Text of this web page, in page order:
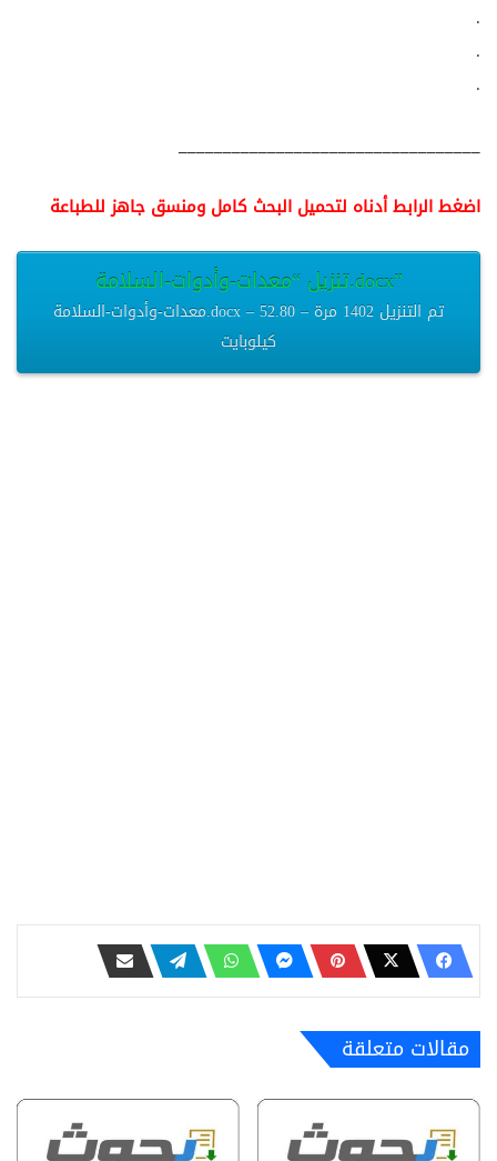
.
.
.
__________________________________
اضغط الرابط أدناه لتحميل البحث كامل ومنسق جاهز للطباعة
تنزيل “معدات-وأدوات-السلامة.docx”
معدات-وأدوات-السلامة.docx – تم التنزيل 1402 مرة – 52.80
كيلوبايت
مقالات متعلقة